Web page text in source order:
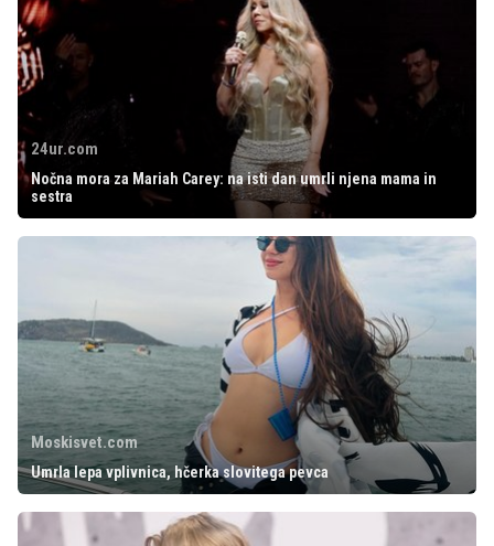
24ur.com
Nočna mora za Mariah Carey: na isti dan umrli njena mama in
sestra
Moskisvet.com
Umrla lepa vplivnica, hčerka slovitega pevca